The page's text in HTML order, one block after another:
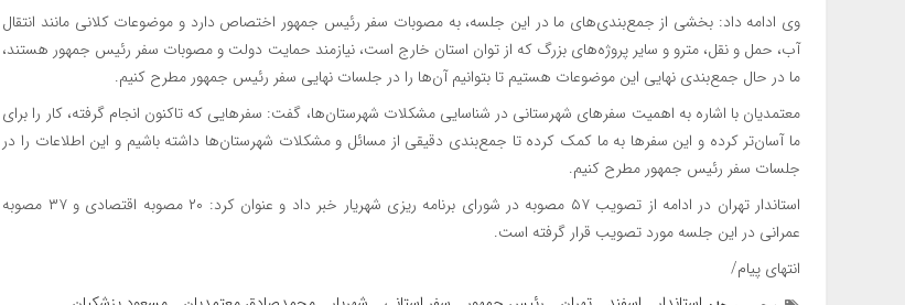
وی ادامه داد: بخشی از جمع‌بندی‌های ما در این جلسه، به مصوبات سفر رئیس جمهور اختصاص دارد و موضوعات کلانی مانند انتقال
آب، حمل و نقل، مترو و سایر پروژه‌های بزرگ که از توان استان خارج است، نیازمند حمایت دولت و مصوبات سفر رئیس جمهور هستند،
ما در حال جمع‌بندی نهایی این موضوعات هستیم تا بتوانیم آن‌ها را در جلسات نهایی سفر رئیس جمهور مطرح کنیم.
معتمدیان با اشاره به اهمیت سفرهای شهرستانی در شناسایی مشکلات شهرستان‌ها، گفت: سفرهایی که تاکنون انجام گرفته، کار را برای
ما آسان‌تر کرده و این سفرها به ما کمک کرده تا جمع‌بندی دقیقی از مسائل و مشکلات شهرستان‌ها داشته باشیم و این اطلاعات را در
جلسات سفر رئیس جمهور مطرح کنیم. ‌‌‌‌‌
استاندار تهران در ادامه از تصویب ۵۷ مصوبه در شورای برنامه ریزی شهریار خبر داد و عنوان کرد: ۲۰ مصوبه اقتصادی و ۳۷ مصوبه
عمرانی در این جلسه مورد تصویب قرار گرفته است.
انتهای پیام/